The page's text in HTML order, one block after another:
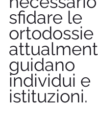
sfidare le
ortodossie
guidano
individui e
istituzioni.